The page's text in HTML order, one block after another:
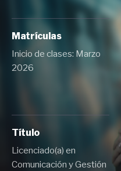
Matrículas
Inicio de clases: Marzo
2026
Título
Licenciado(a) en
Comunicación y Gestión